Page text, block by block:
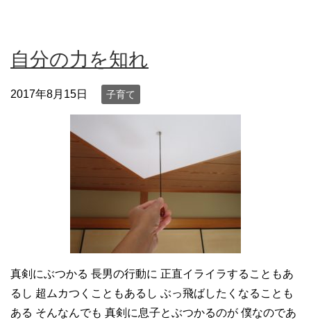
自分の力を知れ
2017年8月15日 子育て
真剣にぶつかる 長男の行動に 正直イライラすることもあ
るし 超ムカつくこともあるし ぶっ飛ばしたくなることも
ある そんなんでも 真剣に息子とぶつかるのが 僕なのであ